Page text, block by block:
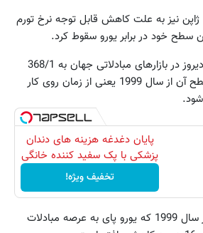
ژاپن نیز به علت کاهش قابل توجه نرخ تورم
سطح خود در برابر یورو سقوط کرد.
ارزش یورو در برابر دلار، دیروز در بازارهای مبادلاتی جهان به 368/1
دلار رسید که بالاترین سطح آن از سال 1999 یعنی از زمان روی کار
پایان دغدغه هزینه های دندان
پزشکی با پک سفید کننده خانگی
تخفیف ویژه!
ارزش دلار در برابر یورو از سال 1999 که یورو پای به عرصه مبادلات